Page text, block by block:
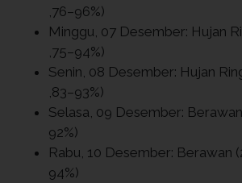
,76–96%)
Minggu, 07 Desember: Hujan
,75–94%)
Senin, 08 Desember: Hujan
,83–93%)
Selasa, 09 Desember: Berawan
92%)
Rabu, 10 Desember: Berawan
94%)